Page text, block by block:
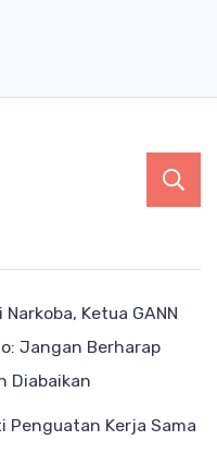
Ketua GANN
Jangan Berharap
Diabaikan
Penguatan Kerja Sama